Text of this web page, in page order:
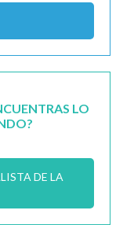
LO
DE LA